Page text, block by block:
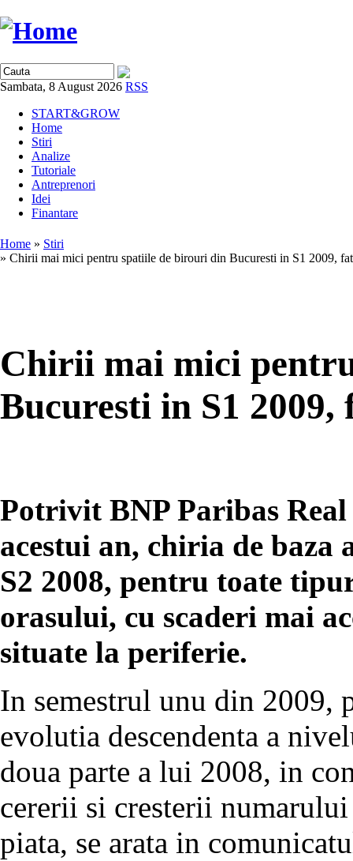
Sambata, 8 August 2026 RSS
START&GROW
Home
Stiri
Analize
Tutoriale
Antreprenori
Idei
Finantare
Home » Stiri
» Chirii mai mici pentru spatiile de birouri din Bucuresti in S1 2009,
Chirii mai mici
Bucuresti in S1 2009,
Potrivit BNP Paribas
acestui an, chiria de baza
S2 2008, pentru toate
orasului, cu scaderi mai
situate la periferie.
In semestrul unu din 2009,
evolutia descendenta a
doua parte a lui 2008, in
cererii si cresterii
piata, se arata in